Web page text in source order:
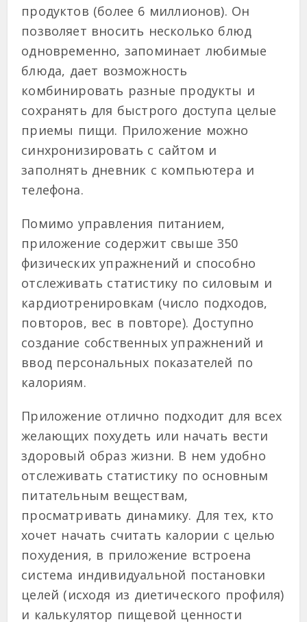
продуктов (более 6 миллионов). Он
позволяет вносить несколько блюд
одновременно, запоминает любимые
блюда, дает возможность
комбинировать разные продукты и
сохранять для быстрого доступа целые
приемы пищи. Приложение можно
синхронизировать с сайтом и
заполнять дневник с компьютера и
телефона.
Помимо управления питанием,
приложение содержит свыше 350
физических упражнений и способно
отслеживать статистику по силовым и
кардиотренировкам (число подходов,
повторов, вес в повторе). Доступно
создание собственных упражнений и
ввод персональных показателей по
калориям.
Приложение отлично подходит для всех
желающих похудеть или начать вести
здоровый образ жизни. В нем удобно
отслеживать статистику по основным
питательным веществам,
просматривать динамику. Для тех, кто
хочет начать считать калории с целью
похудения, в приложение встроена
система индивидуальной постановки
целей (исходя из диетического профиля)
и калькулятор пищевой ценности